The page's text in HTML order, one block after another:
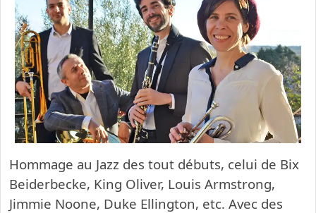
Hommage au Jazz des tout débuts, celui de Bix
Beiderbecke, King Oliver, Louis Armstrong,
Jimmie Noone, Duke Ellington, etc. Avec des